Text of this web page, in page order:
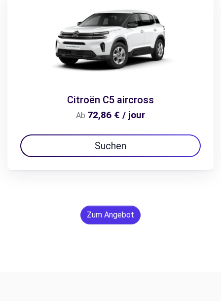
Citroën C5 aircross
Ab 72,86 € / jour
Suchen
Zum Angebot